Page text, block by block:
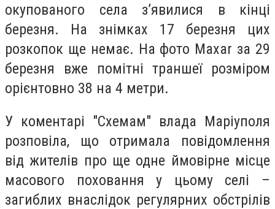
окупованого села з’явилися в кінці
березня. На знімках 17 березня цих
розкопок ще немає. На фото Maxar за 29
березня вже помітні траншеї розміром
орієнтовно 38 на 4 метри.
У коментарі "Схемам" влада Маріуполя
розповіла, що отримала повідомлення
від жителів про ще одне ймовірне місце
масового поховання у цьому селі –
загиблих внаслідок регулярних обстрілів